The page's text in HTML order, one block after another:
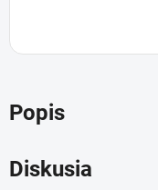
Popis
Diskusia